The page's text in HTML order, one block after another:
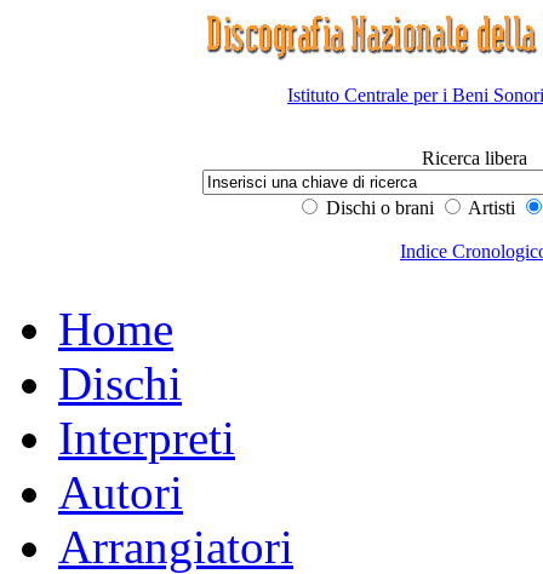
Istituto Centrale per i Beni
Ricerca libera
Dischi o brani Artisti
Indice
Home
Dischi
Interpreti
Autori
Arrangiatori